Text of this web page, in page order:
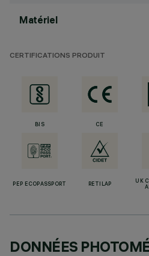
Matériel
CERTIFICATIONS PRODUIT
BIS CE
PEP ECOPASSPORT RETILAP
UK
DONNÉES